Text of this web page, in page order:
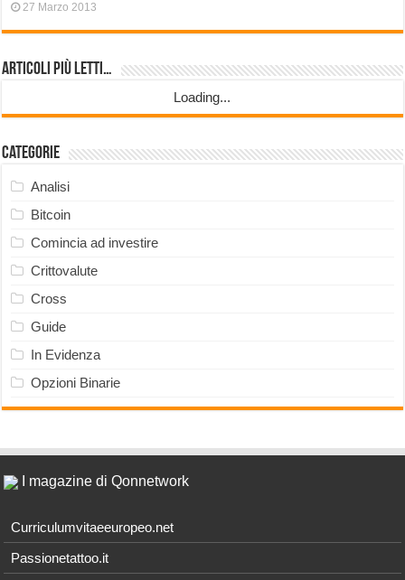
27 Marzo 2013
Articoli più Letti…
Loading...
Categorie
Analisi
Bitcoin
Comincia ad investire
Crittovalute
Cross
Guide
In Evidenza
Opzioni Binarie
I magazine di Qonnetwork
Curriculumvitaeeuropeo.net
Passionetattoo.it